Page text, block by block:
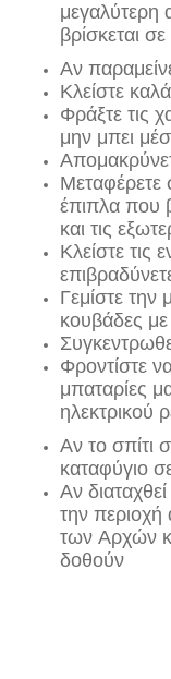
μεγαλύτερη
βρίσκεται
Αν
Κλείστε
Φράξτε τις
μην μπει
Μεταφέρετε
έπιπλα που
και τις
Κλείστε τις
Γεμίστε την
κουβάδες
Φροντίστε
μπαταρίες
ηλεκτρικού
Αν το σπίτι
καταφύγιο
Αν
την περιοχή
των Αρχών
δοθούν